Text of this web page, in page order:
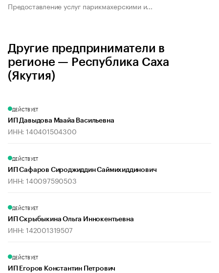
Предоставление услуг парикмахерскими и...
Другие предприниматели в
регионе — Республика Саха
(Якутия)
ДЕЙСТВУЕТ
ИП Давыдова Маайа Васильевна
ИНН: 140401504300
ДЕЙСТВУЕТ
ИП Сафаров Сироджиддин Саймихиддинович
ИНН: 140097590503
ДЕЙСТВУЕТ
ИП Скрыбыкина Ольга Иннокентьевна
ИНН: 142001319507
ДЕЙСТВУЕТ
ИП Егоров Константин Петрович